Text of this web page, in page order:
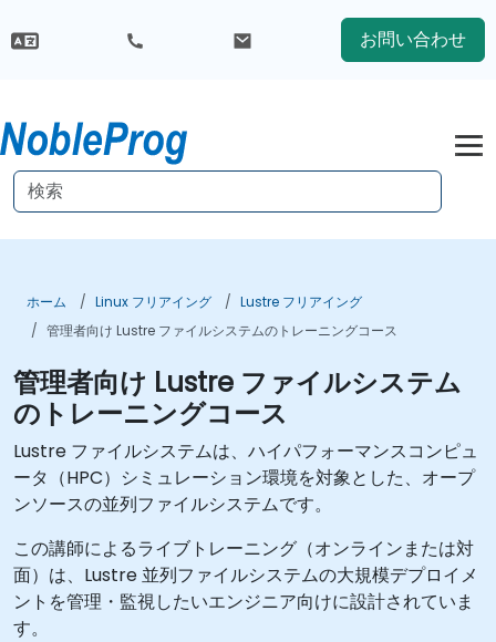
お問い合わせ
ホーム Linux フリアイング
Lustre フリアイング
管理者向け Lustre ファイルシステムのトレーニングコース
管理者向け Lustre ファイルシステム
のトレーニングコース
Lustre ファイルシステムは、ハイパフォーマンスコンピュ
ータ（HPC）シミュレーション環境を対象とした、オープ
ンソースの並列ファイルシステムです。
この講師によるライブトレーニング（オンラインまたは対
面）は、Lustre 並列ファイルシステムの大規模デプロイメ
ントを管理・監視したいエンジニア向けに設計されていま
す。